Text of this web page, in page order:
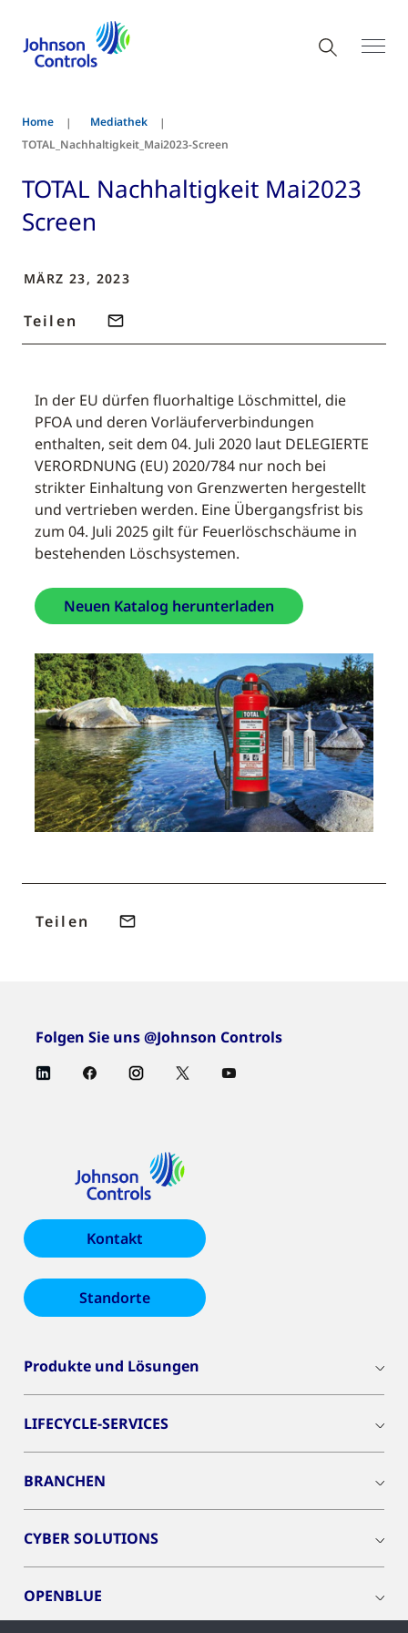
Home
Mediathek
TOTAL_Nachhaltigkeit_Mai2023-Screen
TOTAL Nachhaltigkeit Mai2023
Screen
MÄRZ 23, 2023
Teilen
In der EU dürfen fluorhaltige Löschmittel, die
PFOA und deren Vorläuferverbindungen
enthalten, seit dem 04. Juli 2020 laut DELEGIERTE
VERORDNUNG (EU) 2020/784 nur noch bei
strikter Einhaltung von Grenzwerten hergestellt
und vertrieben werden. Eine Übergangsfrist bis
zum 04. Juli 2025 gilt für Feuerlöschschäume in
bestehenden Löschsystemen.
Neuen Katalog herunterladen
Teilen
Folgen Sie uns @Johnson Controls
Kontakt
Standorte
Produkte und Lösungen
LIFECYCLE-SERVICES
BRANCHEN
CYBER SOLUTIONS
OPENBLUE